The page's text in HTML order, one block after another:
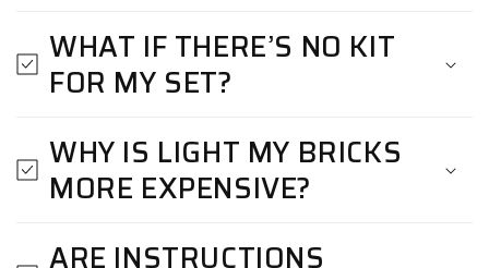
WHAT IF THERE’S NO KIT
FOR MY SET?
WHY IS LIGHT MY BRICKS
MORE EXPENSIVE?
ARE INSTRUCTIONS